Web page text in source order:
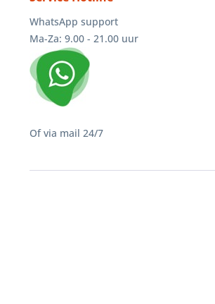
WhatsApp support
Ma-Za: 9.00 - 21.00 uur
Of via mail 24/7